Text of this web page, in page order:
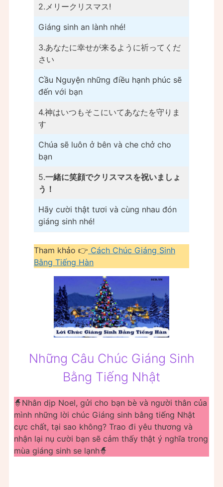
2.メリークリスマス!
Giáng sinh an lành nhé!
3.あなたに幸せが来るように祈ってくだ
さい
Cầu Nguyện những điều hạnh phúc sẽ
đến với bạn
4.神はいつもそこにいてあなたを守りま
す
Chúa sẽ luôn ở bên và che chở cho
bạn
5.一緒に笑顔でクリスマスを祝いましょ
う！
Hãy cười thật tươi và cùng nhau đón
giáng sinh nhé!
Tham khảo 👉 Cách Chúc Giáng Sinh
Bằng Tiếng Hàn
Những Câu Chúc Giáng Sinh
Bằng Tiếng Nhật
🧙Nhân dịp Noel, gửi cho bạn bè và người thân của
mình những lời chúc Giáng sinh bằng tiếng Nhật
cực chất, tại sao không? Trao đi yêu thương và
nhận lại nụ cười bạn sẽ cảm thấy thật ý nghĩa trong
mùa giáng sinh se lạnh🧙